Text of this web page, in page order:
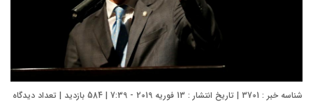
شناسه خبر : 3701 | تاریخ انتشار : 13 فوریه 2019 - 7:39 | 584 بازدید | تعداد دیدگاه